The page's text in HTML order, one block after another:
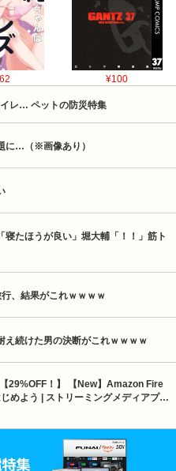
¥100
レ… ペットの防災特集
に…（※画像あり）
たほうが良い」堀大輔「！！」筋ト
、結果がこれｗｗｗｗ
え続けた男の決断がこれｗｗｗｗ
29%OFF！】 【New】Amazon Fire
めよう | ストリーミングメディアプ…